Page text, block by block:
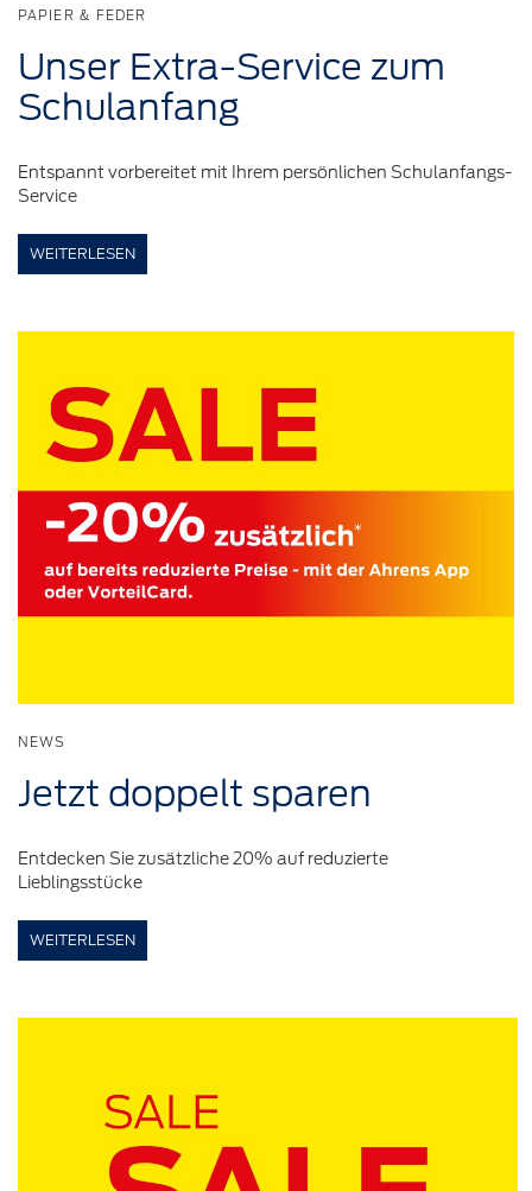
PAPIER & FEDER
Unser Extra-Service zum
Schulanfang
Entspannt vorbereitet mit Ihrem persönlichen Schulanfangs-
Service
WEITERLESEN
NEWS
Jetzt doppelt sparen
Entdecken Sie zusätzliche 20% auf reduzierte
Lieblingsstücke
WEITERLESEN